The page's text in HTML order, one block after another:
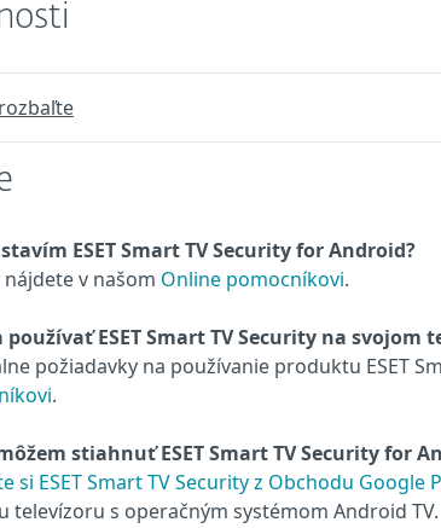
ESET Smart TV Security for Android?
nájdete v našom Online pomocníkovi.
používať ESET Smart TV Security na svojom
požiadavky na používanie produktu ESET
.
stiahnuť ESET Smart TV Security for
si ESET Smart TV Security z Obchodu Google
televízoru s operačným systémom Android TV.